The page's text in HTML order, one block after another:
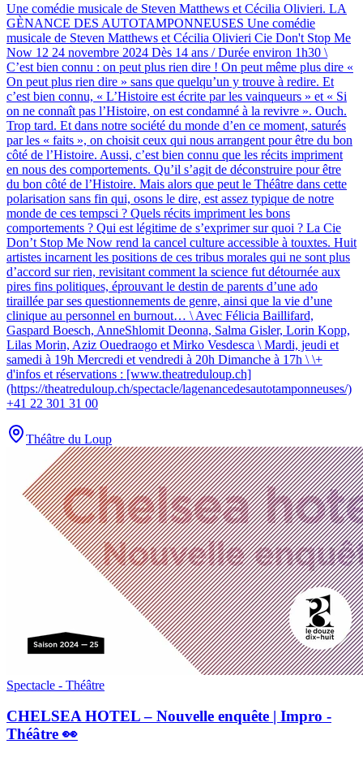
Une comédie musicale de Steven Matthews et Cécilia Olivieri. LA
GÈNANCE DES AUTOTAMPONNEUSES Une comédie
musicale de Steven Matthews et Cécilia Olivieri Cie Don't Stop Me
Now 12 24 novembre 2024 Dès 14 ans / Durée environ 1h30 \
C’est bien connu : on peut plus rien dire ! On peut même plus dire «
On peut plus rien dire » sans que quelqu’un y trouve à redire. Et
c’est bien connu, « L’Histoire est écrite par les vainqueurs » et « Si
on ne connaît pas l’Histoire, on est condamné à la revivre ». Ouch.
Trop tard. Et dans notre société du monde d’en ce moment, saturés
par les « faits », on choisit ceux qui nous arrangent pour être du bon
côté de l’Histoire. Aussi, c’est bien connu que les récits impriment
en nous des comportements. Qu’il s’agit de déconstruire pour être
du bon côté de l’Histoire. Mais alors que peut le Théâtre dans cette
polarisation sans fin qui, osons le dire, est assez typique de notre
monde de ces tempsci ? Quels récits impriment les bons
comportements ? Qui est légitime de s’exprimer sur quoi ? La Cie
Don’t Stop Me Now rend la cancel culture accessible à touxtes. Huit
artistes incarnent les positions de ces tribus morales qui ne sont plus
d’accord sur rien, revisitant comment la science fut détournée aux
pires fins politiques, éprouvant le destin de parents d’une ado
tiraillée par ses questionnements de genre, ainsi que la vie d’une
clinique au personnel en burnout… \ Avec Félicia Baillifard,
Gaspard Boesch, AnneShlomit Deonna, Salma Gisler, Lorin Kopp,
Lilas Morin, Aziz Ouedraogo et Mirko Vesdesca \ Mardi, jeudi et
samedi à 19h Mercredi et vendredi à 20h Dimanche à 17h \ \+
d'infos et réservations : [www.theatreduloup.ch]
(https://theatreduloup.ch/spectacle/lagenancedesautotamponneuses/)
+41 22 301 31 00
Théâtre du Loup
Spectacle - Théâtre
CHELSEA HOTEL – Nouvelle enquête | Impro -
Théâtre 👀